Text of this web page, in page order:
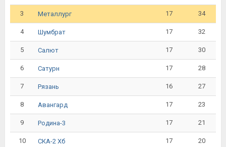
3 Металлург 17 34
4 Шумбрат 17 32
5 Салют 17 30
6 Сатурн 17 28
7 Рязань 16 27
8 Авангард 17 23
9 Родина-3 17 21
10 СКА-2 Хб 17 20